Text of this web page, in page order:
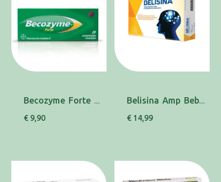
Becozyme Forte x 20 comp rev
€ 9,90
Belisina Amp Beb 5mlx20 amp beb
€ 14,99